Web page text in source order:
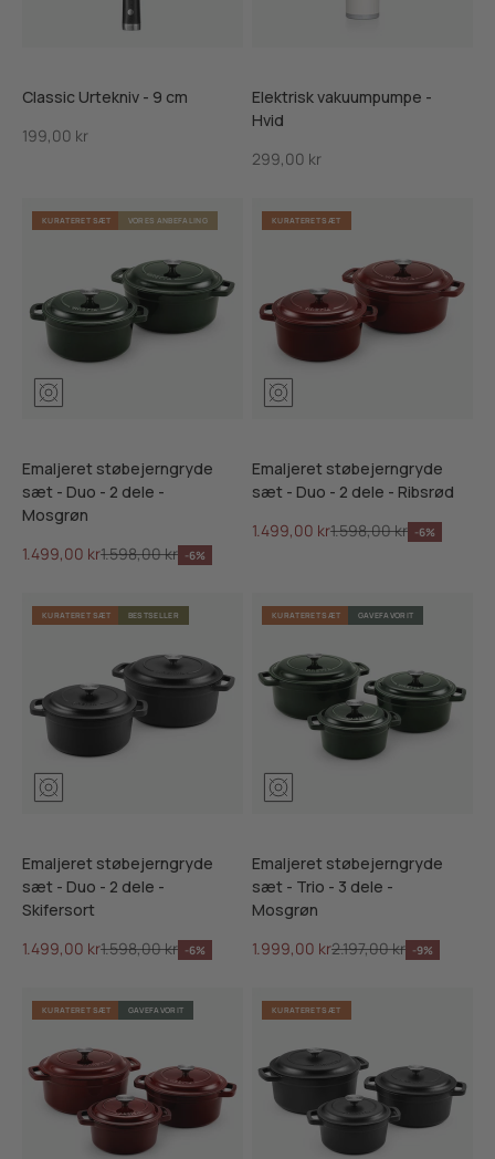
Classic Urtekniv - 9 cm
Salgspris
199,00 kr
Elektrisk vakuumpumpe -
Hvid
Salgspris
299,00 kr
KURATERET SÆT VORES ANBEFALING
Skifersort
Emaljeret støbejerngryde
sæt - Duo - 2 dele -
Mosgrøn
Salgspris
1.499,00 krNormalpris
1.598,00 kr -6%
KURATERET SÆT
Emaljeret støbejerngryde
sæt - Duo - 2 dele - Ribsrød
Salgspris
1.499,00 krNormalpris
1.598,00 kr -6%
KURATERET SÆT BESTSELLER
Skifersort
Emaljeret støbejerngryde
sæt - Duo - 2 dele -
Skifersort
Salgspris
1.499,00 krNormalpris
1.598,00 kr -6%
KURATERET SÆT GAVEFAVORIT
Emaljeret støbejerngryde
sæt - Trio - 3 dele -
Mosgrøn
Salgspris
1.999,00 krNormalpris
2.197,00 kr -9%
KURATERET SÆT GAVEFAVORIT KURATERET SÆT